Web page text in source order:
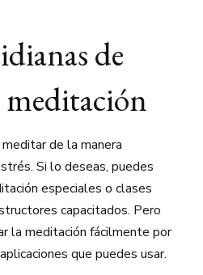
de
de la manera
Si lo deseas, puedes
especiales o clases
capacitados. Pero
la meditación fácilmente por
que puedes usar.